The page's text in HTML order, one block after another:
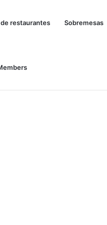
restaurantes Sobremesas